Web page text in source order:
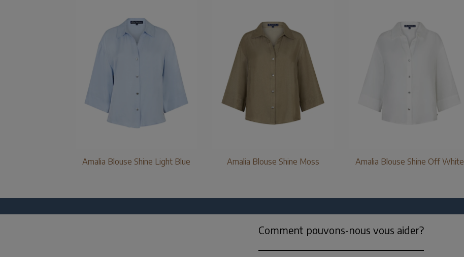
Amalia Blouse Shine Light Blue Amalia Blouse Shine Moss Amalia Blouse Shine Off White
Comment pouvons-nous vous aider?